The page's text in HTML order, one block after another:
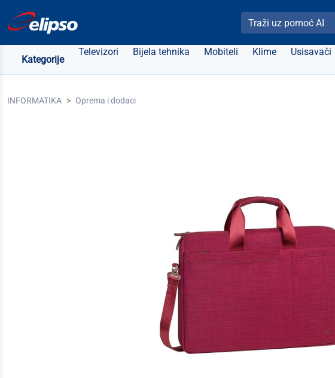
Pretraži Elipso
Kategorije
Televizori Bijela tehnika Mobiteli Klime Usisavači
INFORMATIKA Oprema i dodaci